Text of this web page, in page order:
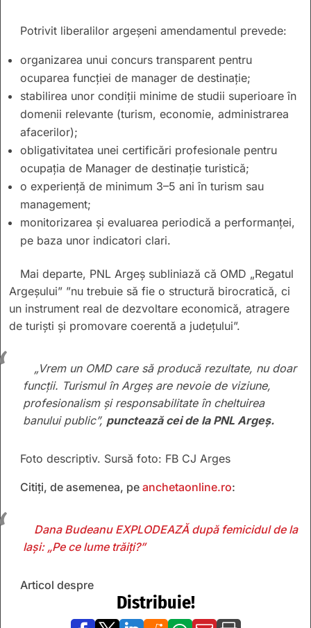
Potrivit liberalilor argeșeni amendamentul prevede:
organizarea unui concurs transparent pentru
ocuparea funcției de manager de destinație;
stabilirea unor condiții minime de studii superioare în
domenii relevante (turism, economie, administrarea
afacerilor);
obligativitatea unei certificări profesionale pentru
ocupația de Manager de destinație turistică;
o experiență de minimum 3–5 ani în turism sau
management;
monitorizarea și evaluarea periodică a performanței,
pe baza unor indicatori clari.
Mai departe, PNL Argeș subliniază că OMD „Regatul
Argeșului” ”nu trebuie să fie o structură birocratică, ci
un instrument real de dezvoltare economică, atragere
de turiști și promovare coerentă a județului”.
„Vrem un OMD care să producă rezultate, nu doar
funcții. Turismul în Argeș are nevoie de viziune,
profesionalism și responsabilitate în cheltuirea
banului public”, punctează cei de la PNL Argeș.
Foto descriptiv. Sursă foto: FB CJ Arges
Citiți, de asemenea, pe anchetaonline.ro:
Dana Budeanu EXPLODEAZĂ după femicidul de la
Iași: „Pe ce lume trăiți?”
Articol despre
Distribuie!